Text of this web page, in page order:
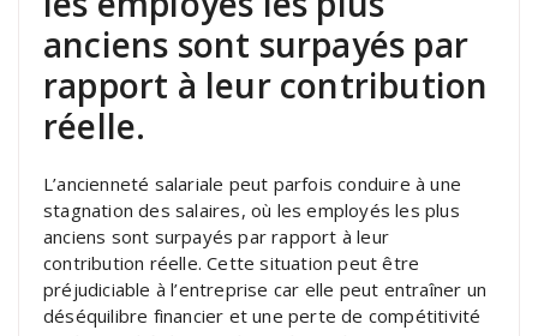
anciens sont surpayés par
rapport à leur contribution
réelle.
L’ancienneté salariale peut parfois conduire à une
stagnation des salaires, où les employés les plus
anciens sont surpayés par rapport à leur
contribution réelle. Cette situation peut être
préjudiciable à l’entreprise car elle peut entraîner un
déséquilibre financier et une perte de compétitivité